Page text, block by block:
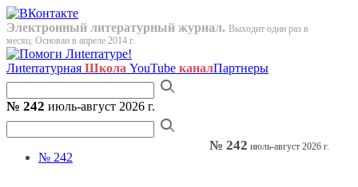
Электронный литературный журнал. Выходит один раз в
месяц. Основан в апреле 2014 г.
Лиterraтурная Школа YouTube каналПартнеры
№ 242 июль-август 2026 г.
№ 242
№ 242 июль-август 2026 г.